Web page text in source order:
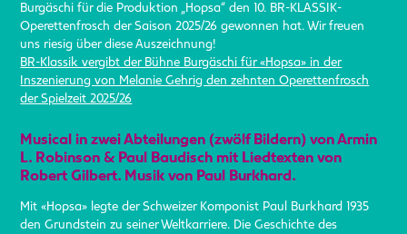
Burgäschi für die Produktion „Hopsa“ den 10. BR-KLASSIK-
Operettenfrosch der Saison 2025/26 gewonnen hat. Wir freuen
uns riesig über diese Auszeichnung!
BR-Klassik vergibt der Bühne Burgäschi für «Hopsa» in der
Inszenierung von Melanie Gehrig den zehnten Operettenfrosch
der Spielzeit 2025/26
Musical in zwei Abteilungen (zwölf Bildern) von Armin
L. Robinson & Paul Baudisch mit Liedtexten von
Robert Gilbert. Musik von Paul Burkhard.
Mit «Hopsa» legte der Schweizer Komponist Paul Burkhard 1935
den Grundstein zu seiner Weltkarriere. Die Geschichte des